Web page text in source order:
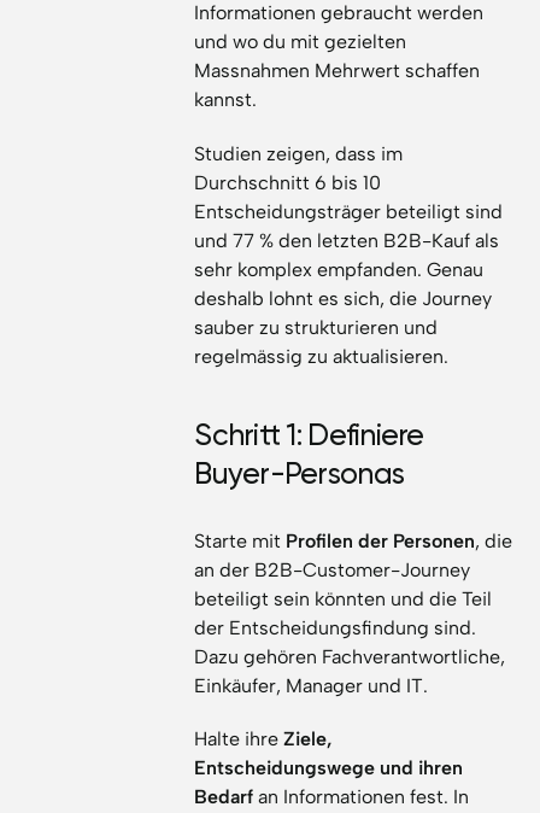
Informationen gebraucht werden
und wo du mit gezielten
Massnahmen Mehrwert schaffen
kannst.
Studien zeigen, dass im
Durchschnitt 6 bis 10
Entscheidungsträger beteiligt sind
und 77 % den letzten B2B-Kauf als
sehr komplex empfanden. Genau
deshalb lohnt es sich, die Journey
sauber zu strukturieren und
regelmässig zu aktualisieren.
Schritt 1: Definiere
Buyer-Personas
Starte mit Profilen der Personen, die
an der B2B-Customer-Journey
beteiligt sein könnten und die Teil
der Entscheidungsfindung sind.
Dazu gehören Fachverantwortliche,
Einkäufer, Manager und IT.
Halte ihre Ziele,
Entscheidungswege und ihren
Bedarfan Informationen fest. In